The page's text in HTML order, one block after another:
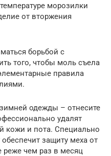
морозилки
от вторжения
борьбой с
того, чтобы моль съела
правила
одежды – отнесите
удалят
кожи и пота. Специально
защиту меха от
реже чем раз в месяц